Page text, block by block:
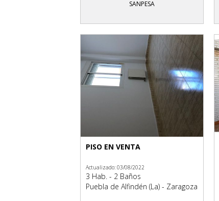
SANPESA
PISO EN VENTA
Actualizado: 03/08/2022
3 Hab. - 2 Baños
Puebla de Alfindén (La) - Zaragoza